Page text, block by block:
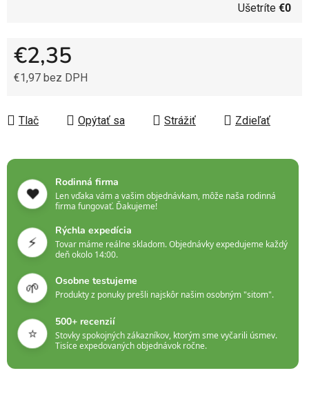
Ušetríte €0
€2,35
€1,97 bez DPH
Tlač
Opýtať sa Strážiť Zdieľať
❤️
Rodinná firma
Len vďaka vám a vašim objednávkam, môže naša rodinná
firma fungovať. Ďakujeme!
⚡
Rýchla expedícia
Tovar máme reálne skladom. Objednávky expedujeme každý
deň okolo 14:00.
🌱 Osobne testujeme
Produkty z ponuky prešli najskôr našim osobným "sitom".
⭐
500+ recenzií
Stovky spokojných zákazníkov, ktorým sme vyčarili úsmev.
Tisíce expedovaných objednávok ročne.